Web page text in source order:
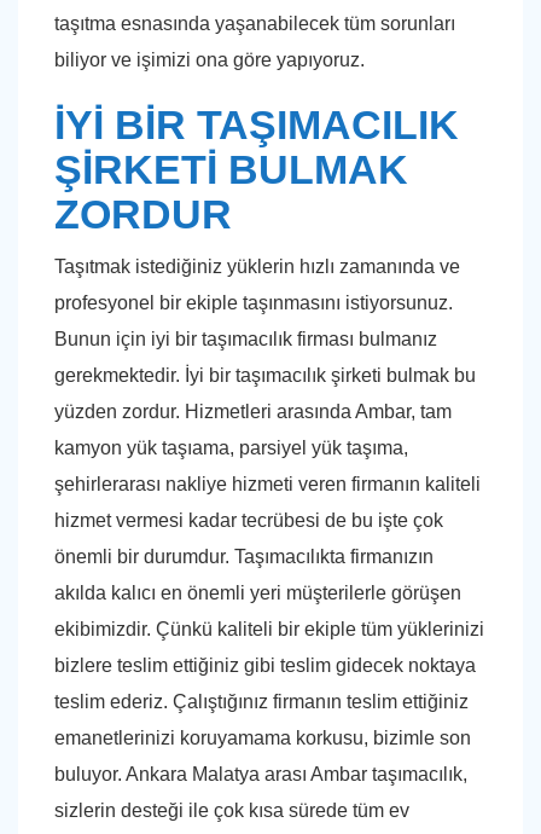
taşıtma esnasında yaşanabilecek tüm sorunları
biliyor ve işimizi ona göre yapıyoruz.
İYİ BİR TAŞIMACILIK
ŞİRKETİ BULMAK
ZORDUR
Taşıtmak istediğiniz yüklerin hızlı zamanında ve
profesyonel bir ekiple taşınmasını istiyorsunuz.
Bunun için iyi bir taşımacılık firması bulmanız
gerekmektedir. İyi bir taşımacılık şirketi bulmak bu
yüzden zordur. Hizmetleri arasında Ambar, tam
kamyon yük taşıama, parsiyel yük taşıma,
şehirlerarası nakliye hizmeti veren firmanın kaliteli
hizmet vermesi kadar tecrübesi de bu işte çok
önemli bir durumdur. Taşımacılıkta firmanızın
akılda kalıcı en önemli yeri müşterilerle görüşen
ekibimizdir. Çünkü kaliteli bir ekiple tüm yüklerinizi
bizlere teslim ettiğiniz gibi teslim gidecek noktaya
teslim ederiz. Çalıştığınız firmanın teslim ettiğiniz
emanetlerinizi koruyamama korkusu, bizimle son
buluyor. Ankara Malatya arası Ambar taşımacılık,
sizlerin desteği ile çok kısa sürede tüm ev